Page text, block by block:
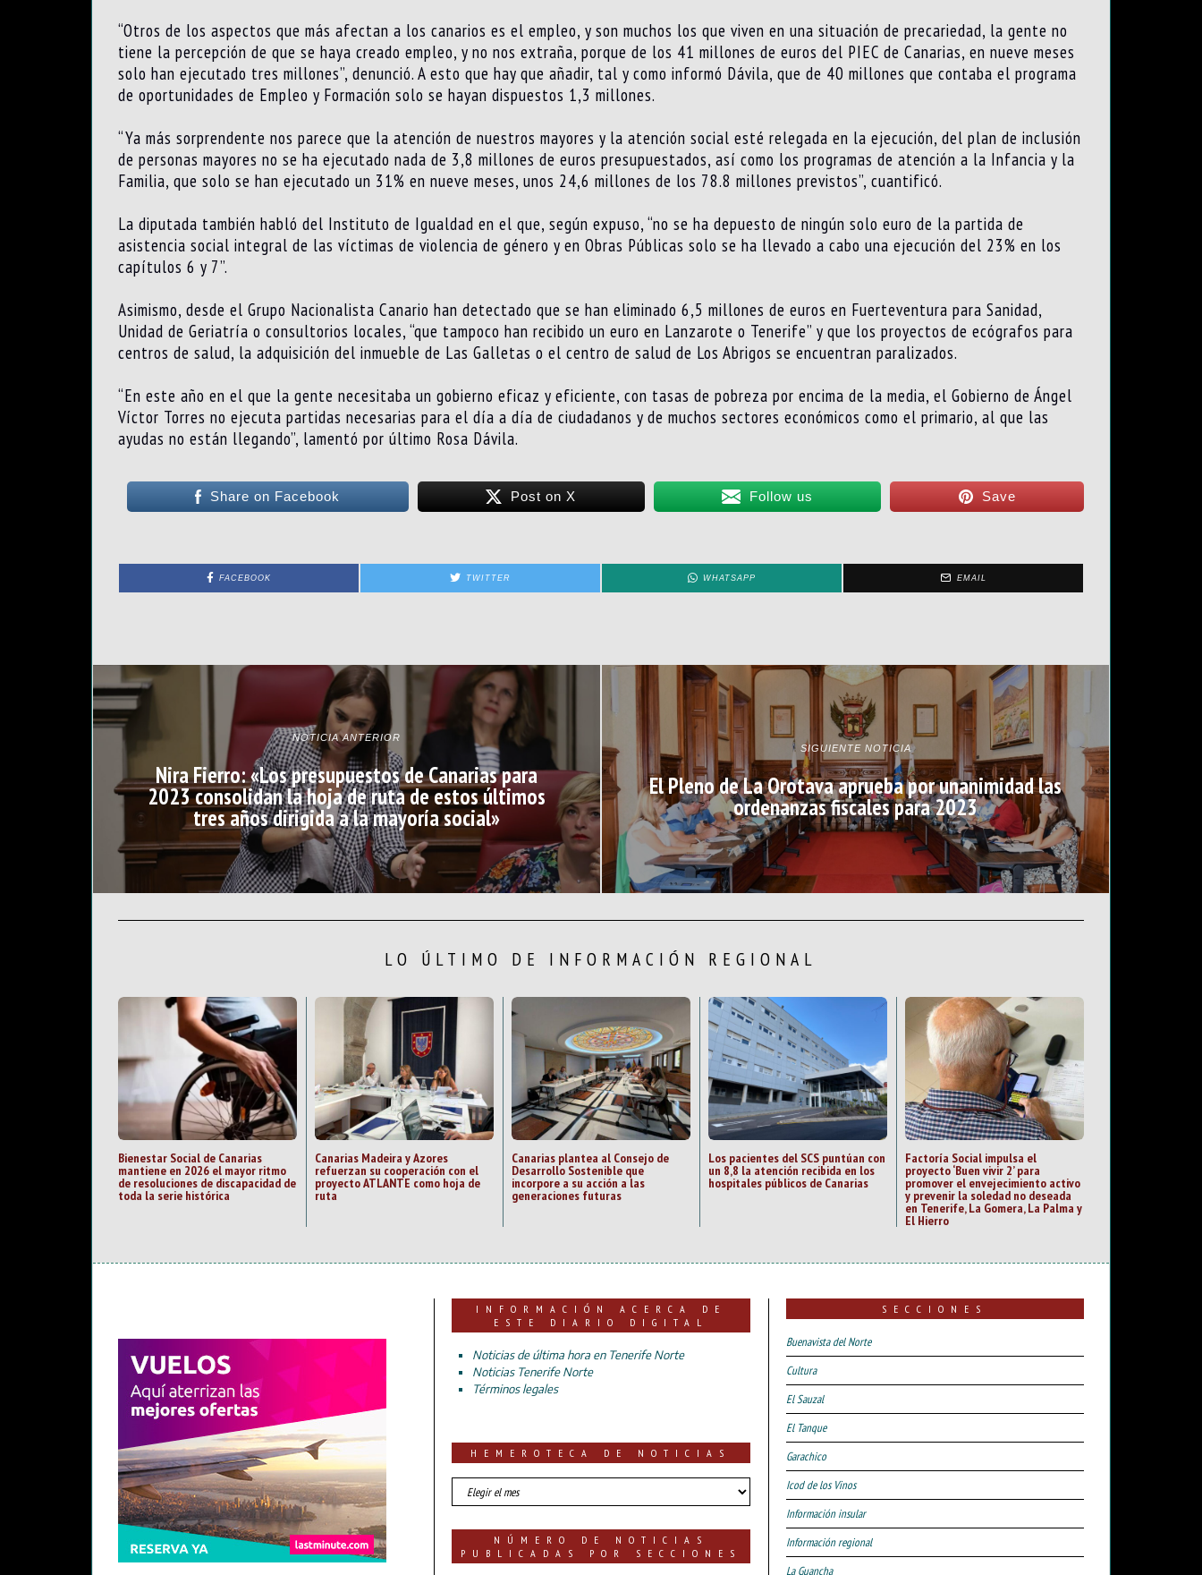
“Otros de los aspectos que más afectan a los canarios es el empleo, y son muchos los que viven en una situación de precariedad, la gente no
tiene la percepción de que se haya creado empleo, y no nos extraña, porque de los 41 millones de euros del PIEC de Canarias, en nueve meses
solo han ejecutado tres millones”, denunció. A esto que hay que añadir, tal y como informó Dávila, que de 40 millones que contaba el programa
de oportunidades de Empleo y Formación solo se hayan dispuestos 1,3 millones.
“Ya más sorprendente nos parece que la atención de nuestros mayores y la atención social esté relegada en la ejecución, del plan de inclusión
de personas mayores no se ha ejecutado nada de 3,8 millones de euros presupuestados, así como los programas de atención a la Infancia y la
Familia, que solo se han ejecutado un 31% en nueve meses, unos 24,6 millones de los 78.8 millones previstos”, cuantificó.
La diputada también habló del Instituto de Igualdad en el que, según expuso, “no se ha depuesto de ningún solo euro de la partida de
asistencia social integral de las víctimas de violencia de género y en Obras Públicas solo se ha llevado a cabo una ejecución del 23% en los
capítulos 6 y 7”.
Asimismo, desde el Grupo Nacionalista Canario han detectado que se han eliminado 6,5 millones de euros en Fuerteventura para Sanidad,
Unidad de Geriatría o consultorios locales, “que tampoco han recibido un euro en Lanzarote o Tenerife” y que los proyectos de ecógrafos para
centros de salud, la adquisición del inmueble de Las Galletas o el centro de salud de Los Abrigos se encuentran paralizados.
“En este año en el que la gente necesitaba un gobierno eficaz y eficiente, con tasas de pobreza por encima de la media, el Gobierno de Ángel
Víctor Torres no ejecuta partidas necesarias para el día a día de ciudadanos y de muchos sectores económicos como el primario, al que las
ayudas no están llegando”, lamentó por último Rosa Dávila.
Share on Facebook Post on X Follow us Save
FACEBOOK TWITTER WHATSAPP EMAIL
NOTICIA ANTERIOR
Nira Fierro: «Los presupuestos de Canarias para
2023 consolidan la hoja de ruta de estos últimos
tres años dirigida a la mayoría social»
SIGUIENTE NOTICIA
El Pleno de La Orotava aprueba por unanimidad las
ordenanzas fiscales para 2023
LO ÚLTIMO DE INFORMACIÓN REGIONAL
Bienestar Social de Canarias
mantiene en 2026 el mayor ritmo
de resoluciones de discapacidad de
toda la serie histórica
Canarias Madeira y Azores
refuerzan su cooperación con el
proyecto ATLANTE como hoja de
ruta
Canarias plantea al Consejo de
Desarrollo Sostenible que
incorpore a su acción a las
generaciones futuras
Los pacientes del SCS puntúan con
un 8,8 la atención recibida en los
hospitales públicos de Canarias
Factoría Social impulsa el
proyecto ‘Buen vivir 2’ para
promover el envejecimiento activo
y prevenir la soledad no deseada
en Tenerife, La Gomera, La Palma y
El Hierro
INFORMACIÓN ACERCA DE
ESTE DIARIO DIGITAL
Noticias de última hora en Tenerife Norte
Noticias Tenerife Norte
Términos legales
HEMEROTECA DE NOTICIAS
HEMEROTECA
DE
NÚMERO DE NOTICIAS
PUBLICADAS POR SECCIONES
SECCIONES
Buenavista del Norte
Cultura
El Sauzal
El Tanque
Garachico
Icod de los Vinos
Información insular
Información regional
La Guancha